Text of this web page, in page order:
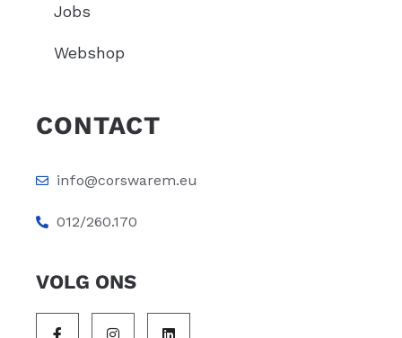
Jobs
Webshop
CONTACT
info@corswarem.eu
012/260.170
VOLG ONS